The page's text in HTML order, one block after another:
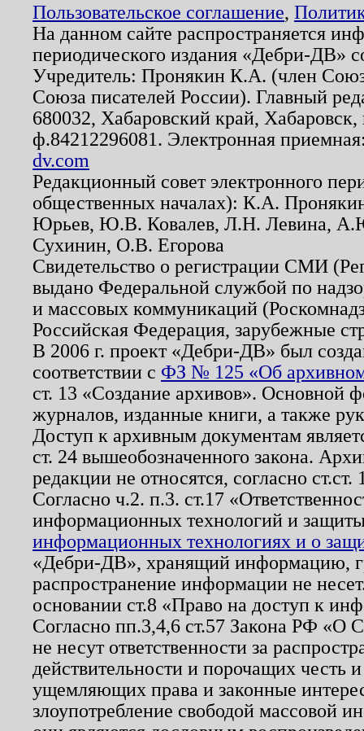
Пользовательское соглашение,
На данном сайте распространяется
периодического издания «Дебри-ДВ»
Учредитель: Пронякин К.А. (член
Союза писателей России). Главный
680032, Хабаровский край,
ф.84212296081. Электронная
dv.com
Редакционный совет электронного
общественных началах): К.А.
Юрьев, Ю.В. Ковалев, Л.Н. Левина,
Сухинин, О.В. Егорова
Свидетельство о регистрации СМИ
выдано Федеральной службой по
и массовых коммуникаций
Российская Федерация, зарубежные
В 2006 г. проект «Дебри-ДВ» был
соответствии с ФЗ № 125 «Об
ст. 13 «Создание архивов». Основной
журналов, изданные книги, а также
Доступ к архивным документам
ст. 24 вышеобозначенного закона.
редакции не относятся, согласно
Согласно ч.2. п.3. ст.17
информационных технологий и
информационных технологиях и о
«Дебри-ДВ», хранящий информацию,
распространение информации не
основании ст.8 «Право на доступ к
Согласно пп.3,4,6 ст.57 Закона РФ «О
не несут ответственности за
действительности и порочащих честь
ущемляющих права и законные
злоупотребление свободой массовой